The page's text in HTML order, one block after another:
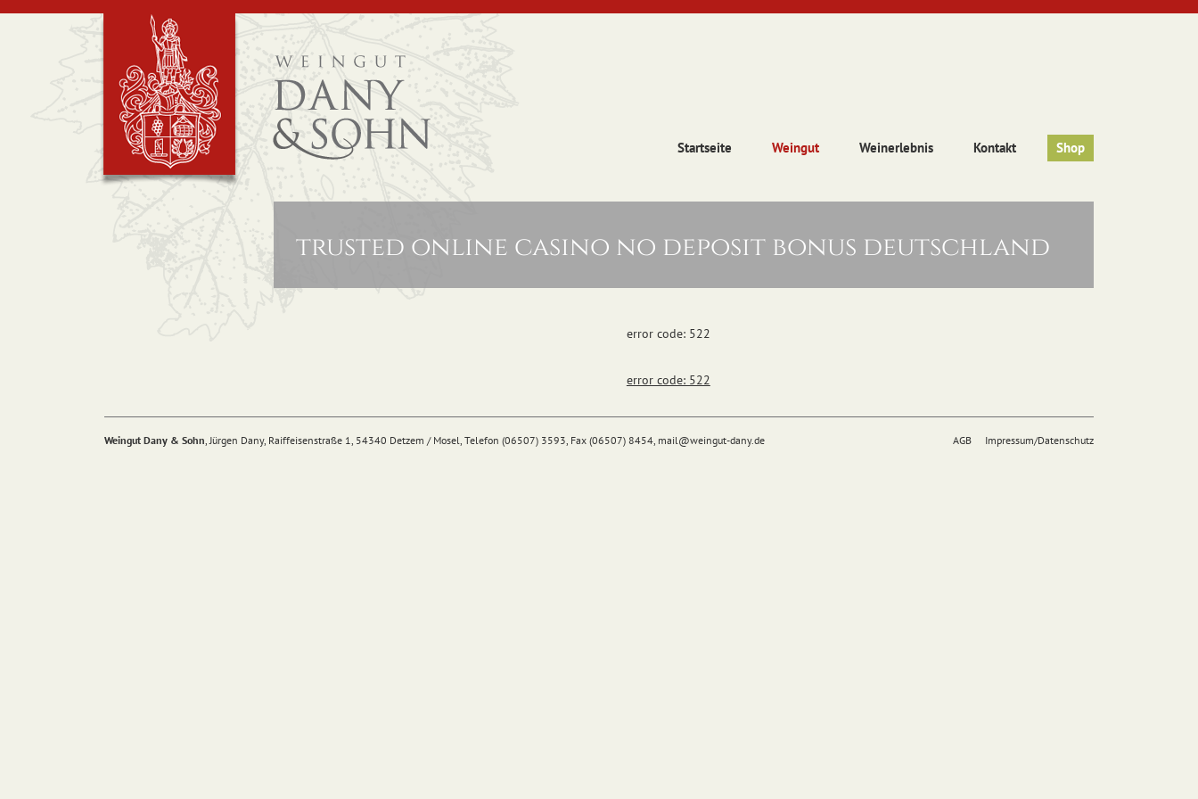
Startseite Weingut Weinerlebnis Kontakt Shop
trusted online casino no deposit bonus deutschland
error code: 522
error code: 522
AGB Impressum/Datenschutz
Weingut Dany & Sohn, Jürgen Dany, Raiffeisenstraße 1, 54340 Detzem / Mosel, Telefon (06507) 3593, Fax (06507) 8454, mail@weingut-dany.de